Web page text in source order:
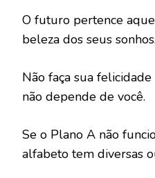
O futuro pertence
beleza dos seus sonhos.
Não faça sua
não depende de você.
Se o Plano A não
alfabeto tem diversas